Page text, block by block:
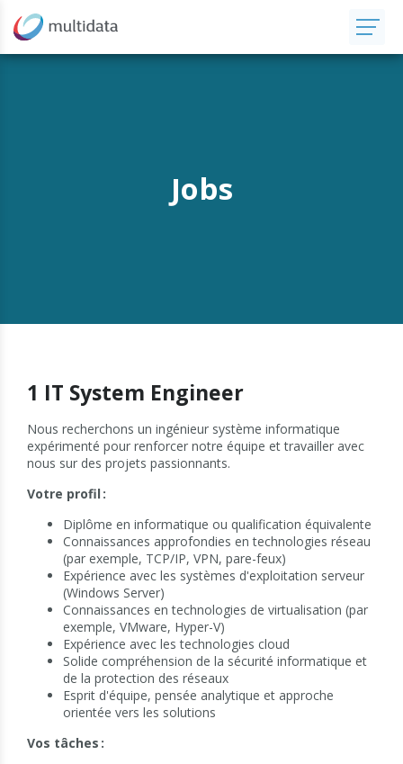
Jobs
1 IT System Engineer
Nous recherchons un ingénieur système informatique
expérimenté pour renforcer notre équipe et travailler avec
nous sur des projets passionnants.
Votre profil :
Diplôme en informatique ou qualification équivalente
Connaissances approfondies en technologies réseau
(par exemple, TCP/IP, VPN, pare-feux)
Expérience avec les systèmes d'exploitation serveur
(Windows Server)
Connaissances en technologies de virtualisation (par
exemple, VMware, Hyper-V)
Expérience avec les technologies cloud
Solide compréhension de la sécurité informatique et
de la protection des réseaux
Esprit d'équipe, pensée analytique et approche
orientée vers les solutions
Vos tâches :